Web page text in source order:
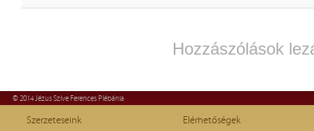
Hozzászólások
© 2014 Jézus Szíve Ferences Plébánia
Szerzeteseink
Elérhetőségek